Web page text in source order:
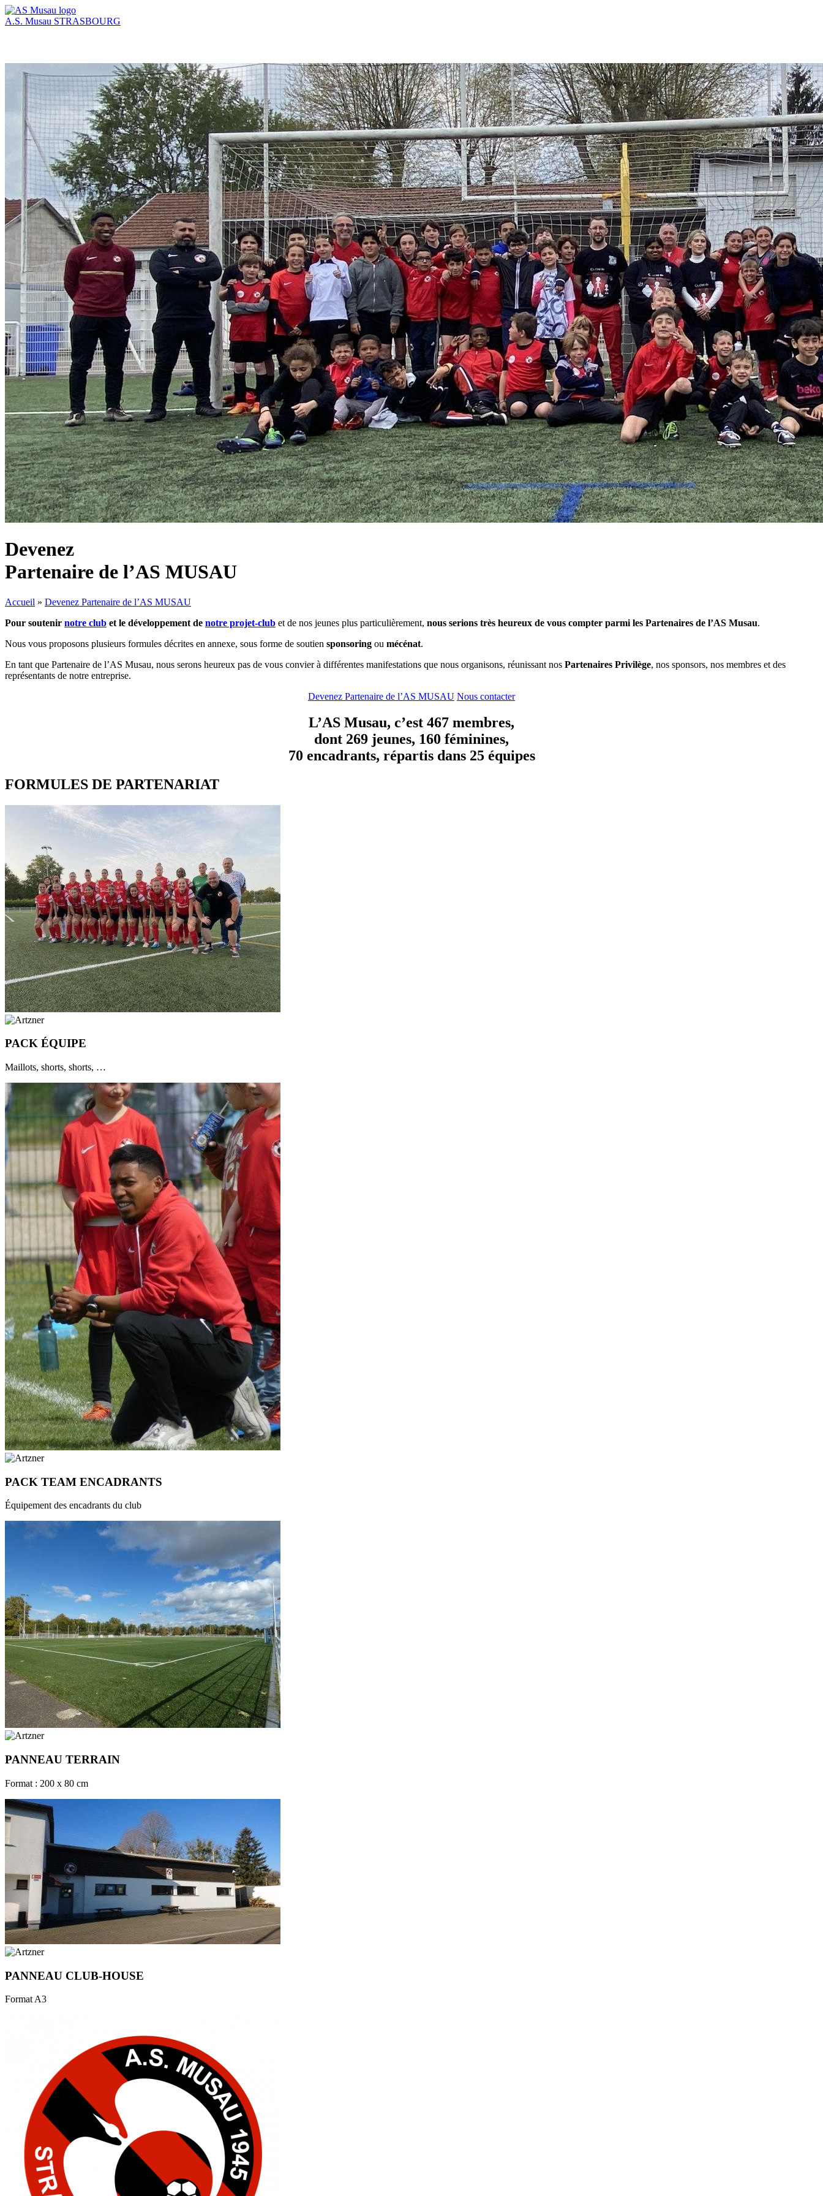
A.S. Musau STRASBOURG
Devenez
Partenaire de l’AS MUSAU
Accueil » Devenez Partenaire de l’AS MUSAU
Pour soutenir notre club et le développement de notre projet-club et de nos jeunes plus particulièrement, nous serions très heureux de vous compter parmi les Partenaires de l’AS Musau.
Nous vous proposons plusieurs formules décrites en annexe, sous forme de soutien sponsoring ou mécénat.
En tant que Partenaire de l’AS Musau, nous serons heureux pas de vous convier à différentes manifestations que nous organisons, réunissant nos Partenaires Privilège, nos sponsors, nos membres et des
représentants de notre entreprise.
Devenez Partenaire de l’AS MUSAU Nous contacter
L’AS Musau, c’est 467 membres,
dont 269 jeunes, 160 féminines,
70 encadrants, répartis dans 25 équipes
FORMULES DE PARTENARIAT
PACK ÉQUIPE
Maillots, shorts, shorts, …
PACK TEAM ENCADRANTS
Équipement des encadrants du club
PANNEAU TERRAIN
Format : 200 x 80 cm
PANNEAU CLUB-HOUSE
Format A3